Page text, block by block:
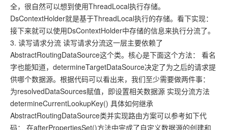
全，很自然可以想到使用ThreadLocal执行存储。
DsContextHolder就是基于ThreadLocal执行的存储。看下实现：
接下来就可以使用DsContextHolder中存储的信息来执行分流了。
3. 读写请求分流 读写请求分流这一层主要依赖了
AbstractRoutingDataSource这个类。核心是下面这个方法： 看名
字也能知道，determineTargetDataSource决定了为之后的请求提
供哪个数据源。根据代码可以看出来，我们至少需要做两件事：
为resolvedDataSources赋值，即设置相关数据源 实现分流方法
determineCurrentLookupKey() 具体如何继承
AbstractRoutingDataSource类并实现路由方案可以参考如下代
码： 在afterPropertiesSet()方法中完成了自定义数据源的创建和